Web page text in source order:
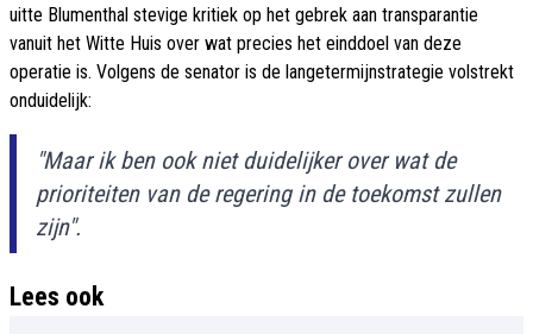
uitte Blumenthal stevige kritiek op het gebrek aan transparantie
vanuit het Witte Huis over wat precies het einddoel van deze
operatie is. Volgens de senator is de langetermijnstrategie volstrekt
onduidelijk:
"Maar ik ben ook niet duidelijker over wat de
prioriteiten van de regering in de toekomst zullen
zijn".
Lees ook